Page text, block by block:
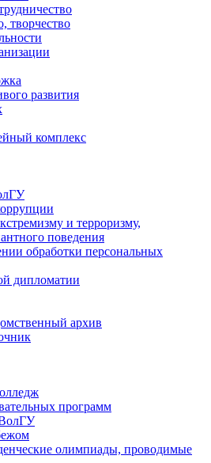
творчество
развития
комплекс
и терроризму,
поведения
обработки персональных
дипломатии
архив
программ
олимпиады, проводимые